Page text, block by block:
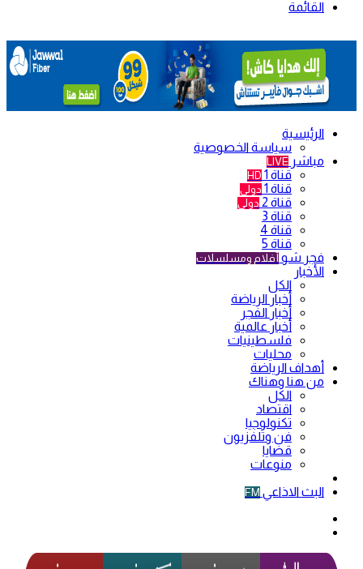
القائمة
الرئيسية
سياسة الخصوصية
مباشر LIVE
قناة 1 HD
قناة 1 دولي
قناة 2 دولي
قناة 3
قناة 4
قناة 5
فجر شو أفلام ومسلسلات
الأخبار
الكل
أخبار الرياضة
أخبار الفجر
أخبار عالمية
فلسطينيات
محليات
أهداف الرياضة
من هنا وهناك
الكل
اقتصاد
تكنولوجيا
فن وتلفزيون
قضايا
منوعات
البث الاذاعي FM